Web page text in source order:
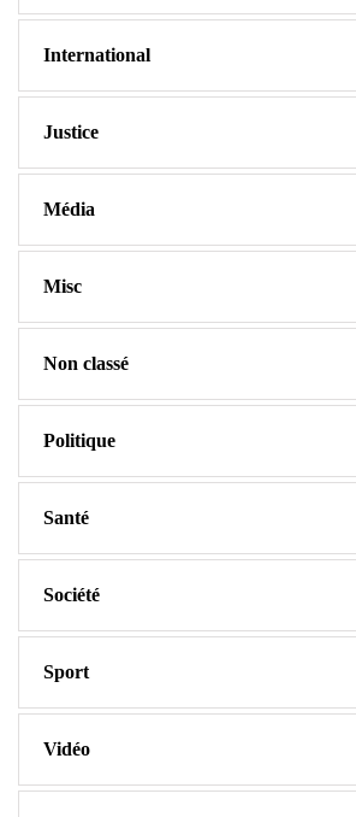
International
Justice
Média
Misc
Non classé
Politique
Santé
Société
Sport
Vidéo